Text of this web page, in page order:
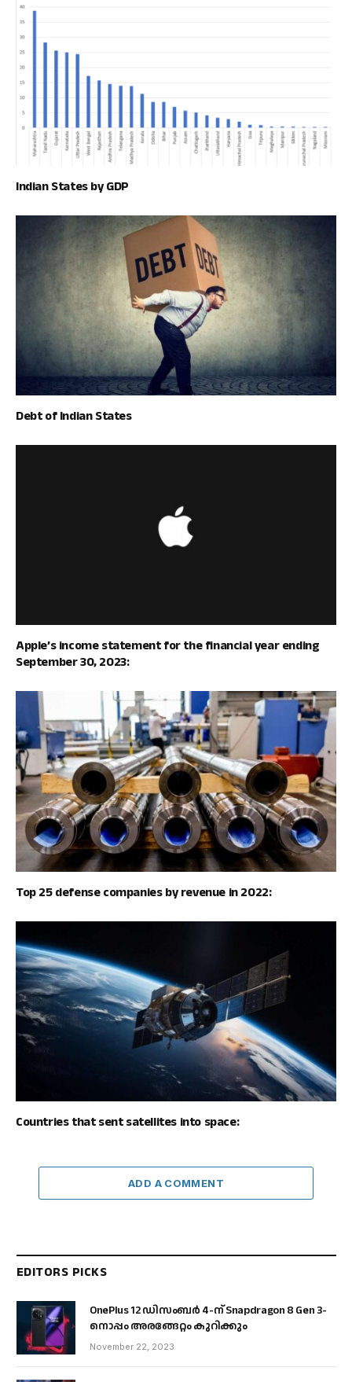
Indian States by GDP
Debt of Indian States
Apple’s income statement for the financial year ending
September 30, 2023:
Top 25 defense companies by revenue in 2022:
Countries that sent satellites into space:
ADD A COMMENT
EDITORS PICKS
OnePlus 12 ഡിസംബർ 4-ന് Snapdragon 8 Gen 3-
നൊപ്പം അരങ്ങേറ്റം കുറിക്കും
November 22, 2023